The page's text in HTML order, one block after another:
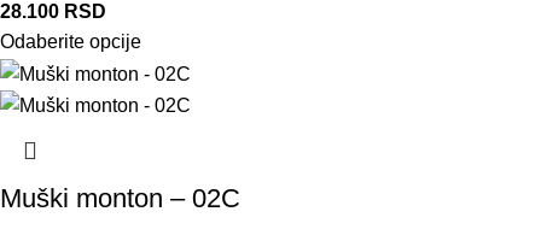
28.100 RSD
Odaberite opcije
Muški monton – 02C